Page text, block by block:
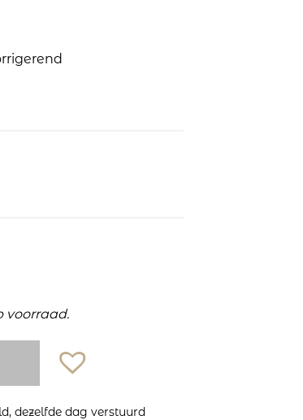
voorraad.
dezelfde dag verstuurd